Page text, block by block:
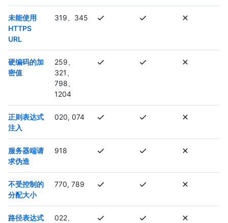
未能使用
HTTPS
URL
319、345
硬编码的加
密值
259、
321、
798、
1204
正则表达式
注入
020, 074
服务器端请
求伪造
918
不受控制的
分配大小
770, 789
路径表达式
022、